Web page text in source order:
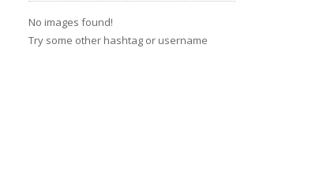
No images found!
Try some other hashtag or username